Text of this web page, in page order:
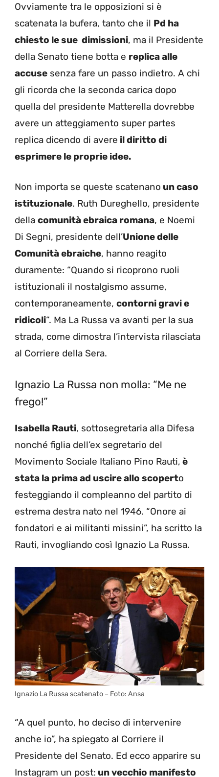
Ovviamente tra le opposizioni si è
scatenata la bufera, tanto che il Pd ha
chiesto le sue dimissioni, ma il Presidente
della Senato tiene botta e replica alle
accuse senza fare un passo indietro. A chi
gli ricorda che la seconda carica dopo
quella del presidente Matterella dovrebbe
avere un atteggiamento super partes
replica dicendo di avere il diritto di
esprimere le proprie idee.
Non importa se queste scatenano un caso
istituzionale. Ruth Dureghello, presidente
della comunità ebraica romana, e Noemi
Di Segni, presidente dell’Unione delle
Comunità ebraiche, hanno reagito
duramente: “Quando si ricoprono ruoli
istituzionali il nostalgismo assume,
contemporaneamente, contorni gravi e
ridicoli“. Ma La Russa va avanti per la sua
strada, come dimostra l’intervista rilasciata
al Corriere della Sera.
Ignazio La Russa non molla: “Me ne
frego!”
Isabella Rauti, sottosegretaria alla Difesa
nonché figlia dell’ex segretario del
Movimento Sociale Italiano Pino Rauti, è
stata la prima ad uscire allo scoperto
festeggiando il compleanno del partito di
estrema destra nato nel 1946. “Onore ai
fondatori e ai militanti missini”, ha scritto la
Rauti, invogliando così Ignazio La Russa.
Ignazio La Russa scatenato – Foto: Ansa
“A quel punto, ho deciso di intervenire
anche io”, ha spiegato al Corriere il
Presidente del Senato. Ed ecco apparire su
Instagram un post: un vecchio manifesto